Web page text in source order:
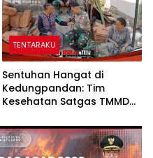
TENTARAKU
Sentuhan Hangat di
Kedungpandan: Tim
Kesehatan Satgas TMMD
Tanpa Batas, Menjaga
Kesehatan Warga